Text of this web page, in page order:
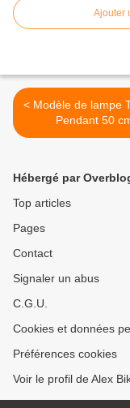
Ajouter
< Modèle de lampe Tiffany -
Pendant 50
Hébergé par
Top articles
Pages
Contact
Signaler un abus
C.G.U.
Cookies et données
Préférences cookies
Voir le profil de Alex